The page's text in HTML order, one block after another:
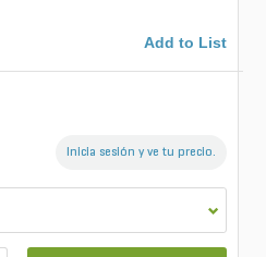
Add to List
Inicia sesión y ve tu precio.